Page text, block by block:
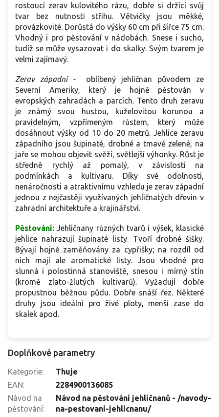
rostoucí zerav kulovitého rázu, dobře si držící svůj
tvar bez nutnosti střihu. Větvičky jsou měkké,
provázkovité. Dorůstá do výšky 60 cm při šířce 75 cm.
Vhodný i pro pěstování v nádobách. Snese i sucho,
tudíž se může vysazovat i do skalky. Svým tvarem je
velmi zajímavý.
Zerav západní - oblíbený jehličnan původem ze
Severní Ameriky, který je hojně pěstován v
evropských zahradách a parcích. Tento druh zeravu
je známý svou hustou, kuželovitou korunou a
pravidelným, vzpřímeným růstem, který může
dosáhnout výšky od 10 do 20 metrů. Jehlice zeravu
západního jsou šupinaté, drobné a tmavě zelené, na
jaře se mohou objevit svěží, světlejší výhonky. Růst je
středně rychlý až pomalý, v závislosti na
podmínkách a kultivaru. Díky své odolnosti,
nenáročnosti a atraktivnímu vzhledu je zerav západní
jednou z nejčastěji využívaných jehličnatých dřevin v
zahradní architektuře a krajinářství.
Pěstování: Jehličnany různých tvarů i výšek, klasické
jehlice nahrazují šupinaté listy. Tvoří drobné šišky.
Bývají hojně zaměňovány za cypřišky; na rozdíl od
nich mají ale aromatické listy. Jsou vhodné pro
slunná i polostinná stanoviště, snesou i mírný stín
(kromě zlato-žlutých kultivarů). Vyžadují dobře
propustnou běžnou půdu. Dobře snáší řez. Některé
druhy jsou ideální pro živé ploty, menší zase do
skalek apod.
Doplňkové parametry
Kategorie:
Thuje
EAN:
2284900136085
Návod na
pěstování:
Návod na pěstování jehličnanů - /navody-
na-pestovani-jehlicnanu/